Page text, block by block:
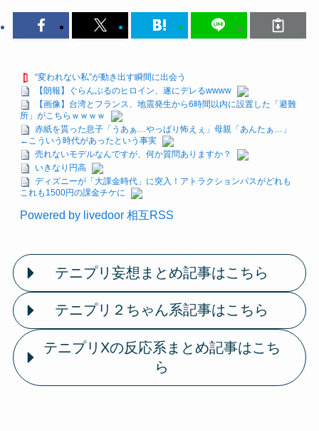
“変われない私”が動き出す瞬間に出会う
【朗報】ぐらんぶるのヒロイン、遂にデレるwwww
【画像】台湾とフランス、地震発生から6時間以内に設置した「避難
所」がこちらｗｗｗｗ
赤紙を貰った息子「うあぁ…やっぱり怖えぇ」母親「あんたぁ…」
←こういう時代があったという事実
売れないモデルなんですが、何か質問ありますか？
いきなり円高
ディズニーが「大課金時代」に突入！アトラクションパスがどれも
これも1500円の課金チケに
Powered by livedoor 相互RSS
テニプリ妄想まとめ記事はこちら
テニプリ２ちゃん系記事はこちら
テニプリXの反応系まとめ記事はこち
ら